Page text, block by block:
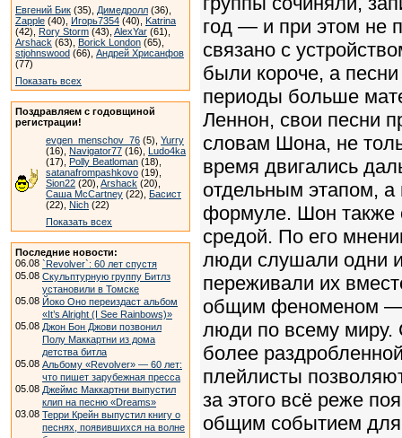
Евгений Бик (35), Димедролл (36),
Zapple (40), Игорь7354 (40), Katrina
(42), Rory Storm (43), AlexYar (61),
Arshack (63), Borick London (65),
stjohnswood (66), Андрей Хрисанфов
(77)
Показать всех
Поздравляем с годовщиной
регистрации!
evgen_menschov_76 (5), Yurry
(16), Navigator77 (16), Ludo4ka
(17), Polly Beatloman (18),
satanafrompashkovo (19),
Sion22 (20), Arshack (20),
Саша McCartney (22), Басист
(22), Nich (22)
Показать всех
Последние новости:
06.08 `Revolver`: 60 лет спустя
05.08 Скульптурную группу Битлз
установили в Томске
05.08 Йоко Оно переиздаст альбом
«It’s Alright (I See Rainbows)»
05.08 Джон Бон Джови позвонил
Полу Маккартни из дома
детства битла
05.08 Альбому «Revolver» — 60 лет:
что пишет зарубежная пресса
05.08 Джеймс Маккартни выпустил
клип на песню «Dreams»
03.08 Терри Крейн выпустил книгу о
песнях, появившихся на волне
год — и при этом не
связано с
были короче, а
периоды больше
Леннон, свои песни
словам Шона, не
время двигались
отдельным этапом, а
формуле. Шон также
средой. По его
люди слушали одни
переживали их
общим феноменом —
люди по всему миру.
более
плейлисты
за этого всё реже
общим событием для